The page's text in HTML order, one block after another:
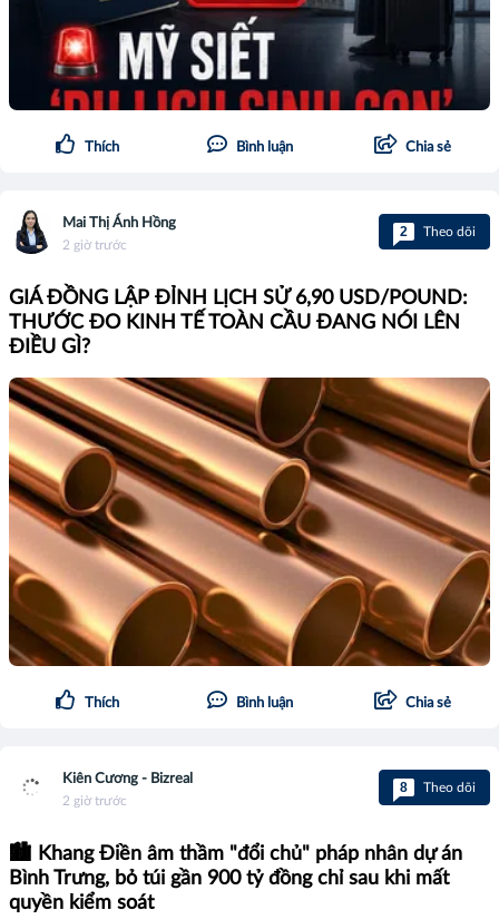
Thích Bình luận Chia sẻ
Mai Thị Ánh Hồng
2 giờ trước
2 Theo dõi
GIÁ ĐỒNG LẬP ĐỈNH LỊCH SỬ 6,90 USD/POUND:
THƯỚC ĐO KINH TẾ TOÀN CẦU ĐANG NÓI LÊN
ĐIỀU GÌ?
Thích Bình luận Chia sẻ
Kiên Cương - Bizreal
2 giờ trước
8 Theo dõi
🏙️ Khang Điền âm thầm "đổi chủ" pháp nhân dự án
Bình Trưng, bỏ túi gần 900 tỷ đồng chỉ sau khi mất
quyền kiểm soát